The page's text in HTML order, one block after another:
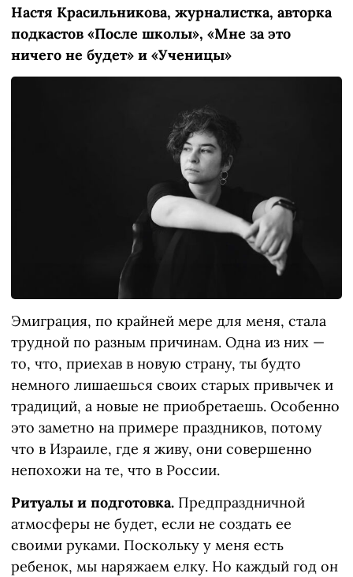
Настя Красильникова, журналистка, авторка
подкастов «После школы», «Мне за это
ничего не будет» и «Ученицы»
Эмиграция, по крайней мере для меня, стала
трудной по разным причинам. Одна из них —
то, что, приехав в новую страну, ты будто
немного лишаешься своих старых привычек и
традиций, а новые не приобретаешь. Особенно
это заметно на примере праздников, потому
что в Израиле, где я живу, они совершенно
непохожи на те, что в России.
Ритуалы и подготовка. Предпраздничной
атмосферы не будет, если не создать ее
своими руками. Поскольку у меня есть
ребенок, мы наряжаем елку. Но каждый год он